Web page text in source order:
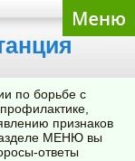
по борьбе с
признаков
МЕНЮ вы
ответы